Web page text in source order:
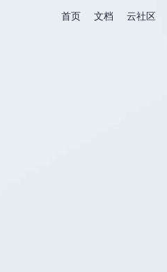
首页 文档 云社区